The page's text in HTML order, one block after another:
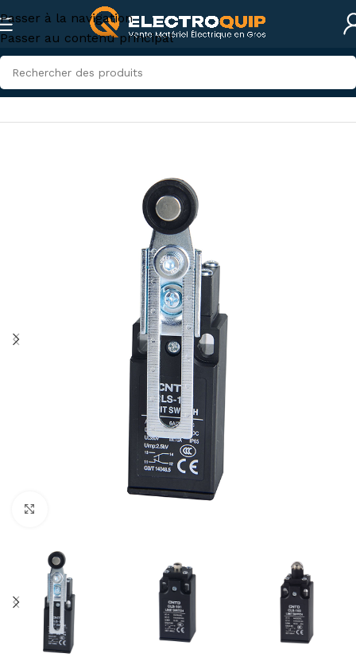
Passer à la navigation
Passer au contenu principal
Accueil/Électricité industrielle/électromécanique